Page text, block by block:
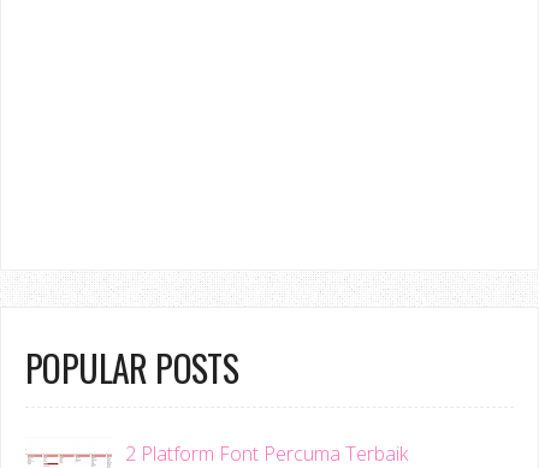
POPULAR POSTS
2 Platform Font Percuma Terbaik